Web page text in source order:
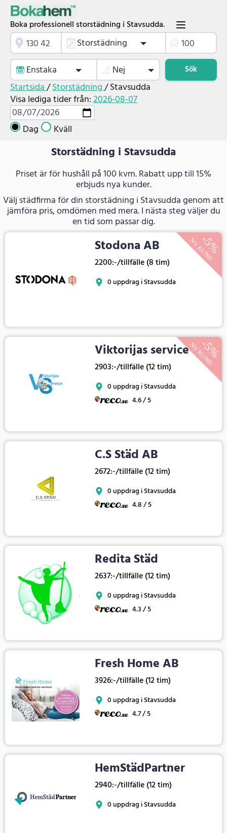
Boka professionell storstädning i Stavsudda.
Storstädning
Enstaka
Nej Sök
Startsida/Storstädning/Stavsudda
Visa lediga tider från:2026-08-07
Dag Kväll
Storstädning i Stavsudda
Priset är för hushåll på 100 kvm. Rabatt upp till 15%
erbjuds nya kunder.
Välj städfirma för din storstädning i Stavsudda genom att
jämföra pris, omdömen med mera. I nästa steg väljer du
en tid som passar dig.
Stodona AB
2200:-/tillfälle (8 tim)
0 uppdrag i Stavsudda
Viktorijas service
2903:-/tillfälle (12 tim)
0 uppdrag i Stavsudda
4.6 / 5
C.S Städ AB
2672:-/tillfälle (12 tim)
0 uppdrag i Stavsudda
4.8 / 5
Redita Städ
2637:-/tillfälle (12 tim)
0 uppdrag i Stavsudda
4.3 / 5
Fresh Home AB
3926:-/tillfälle (12 tim)
0 uppdrag i Stavsudda
4.7 / 5
HemStädPartner
2940:-/tillfälle (12 tim)
0 uppdrag i Stavsudda